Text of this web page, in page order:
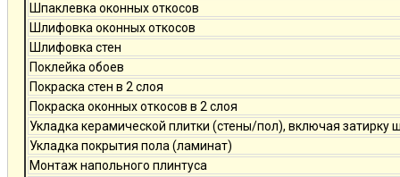
Шпаклевка оконных откосов
Шлифовка оконных откосов
Шлифовка стен
Поклейка обоев
Покраска стен в 2 слоя
Покраска оконных откосов в 2 слоя
Укладка керамической плитки (стены/пол), включая затирку
Укладка покрытия пола (ламинат)
Монтаж напольного плинтуса